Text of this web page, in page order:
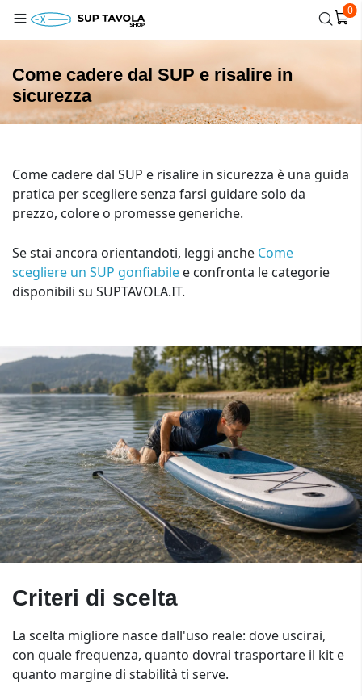
0
Come cadere dal SUP e risalire in
sicurezza
Come cadere dal SUP e risalire in sicurezza è una guida
pratica per scegliere senza farsi guidare solo da
prezzo, colore o promesse generiche.
Se stai ancora orientandoti, leggi anche Come
scegliere un SUP gonfiabile e confronta le categorie
disponibili su SUPTAVOLA.IT.
Criteri di scelta
La scelta migliore nasce dall'uso reale: dove uscirai,
con quale frequenza, quanto dovrai trasportare il kit e
quanto margine di stabilità ti serve.